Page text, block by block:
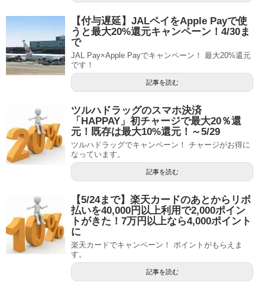
【付与遅延】JALペイをApple Payで使
うと最大20%還元キャンペーン！4/30ま
で
JAL Pay×Apple Payでキャンペーン！ 最大20%還元
です！
記事を読む
ツルハドラッグのスマホ決済
「HAPPAY」初チャージで最大20％還
元！既存は最大10%還元！～5/29
ツルハドラッグでキャンペーン！ チャージがお得に
なっています。
記事を読む
【5/24まで】楽天カードのあとからリボ
払いを40,000円以上利用で2,000ポイン
トがきた！7万円以上なら4,000ポイント
に
楽天カードでキャンペーン！ ポイントがもらえま
す。
記事を読む